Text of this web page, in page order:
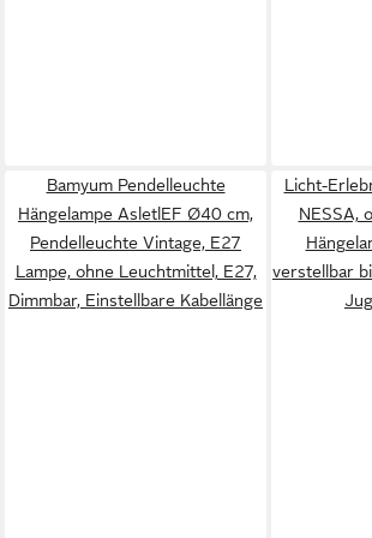
Bamyum Pendelleuchte
Hängelampe AsletlEF Ø40 cm,
Pendelleuchte Vintage, E27
Lampe, ohne Leuchtmittel, E27,
Dimmbar, Einstellbare Kabellänge
Licht-
NESSA,
verstellbar